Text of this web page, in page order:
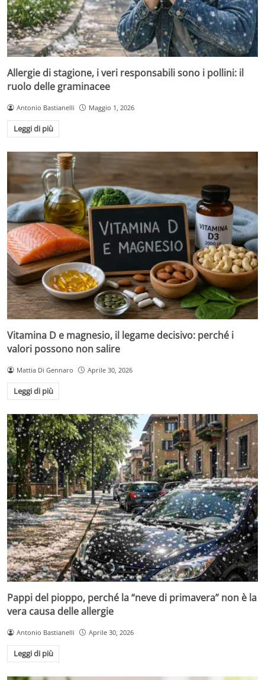
Allergie di stagione, i veri responsabili sono i pollini: il
ruolo delle graminacee
Antonio Bastianelli Maggio 1, 2026
Leggi di più
Vitamina D e magnesio, il legame decisivo: perché i
valori possono non salire
Mattia Di Gennaro Aprile 30, 2026
Leggi di più
Pappi del pioppo, perché la “neve di primavera” non è la
vera causa delle allergie
Antonio Bastianelli Aprile 30, 2026
Leggi di più